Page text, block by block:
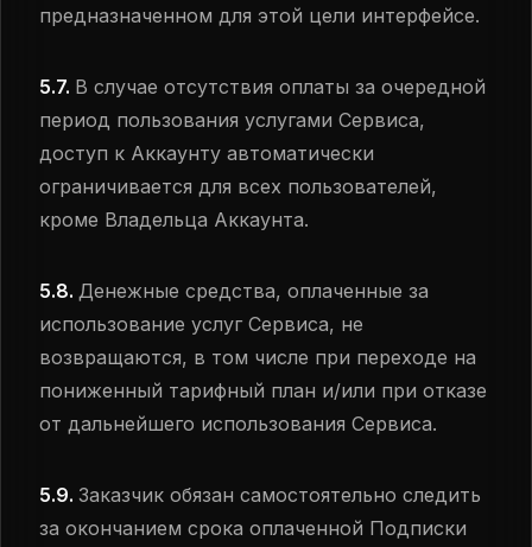
предназначенном для этой цели интерфейсе.
5.7. В случае отсутствия оплаты за очередной
период пользования услугами Сервиса,
доступ к Аккаунту автоматически
ограничивается для всех пользователей,
кроме Владельца Аккаунта.
5.8. Денежные средства, оплаченные за
использование услуг Сервиса, не
возвращаются, в том числе при переходе на
пониженный тарифный план и/или при отказе
от дальнейшего использования Сервиса.
5.9. Заказчик обязан самостоятельно следить
за окончанием срока оплаченной Подписки